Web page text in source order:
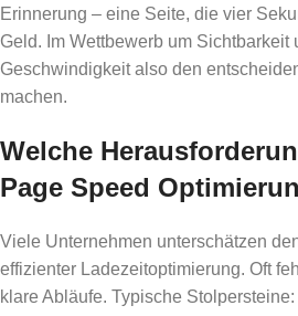
Erinnerung – eine Seite, die vier
Geld. Im Wettbewerb um Sichtbarkeit
Geschwindigkeit also den
machen.
Welche
Page Speed
Viele Unternehmen unterschätzen
effizienter Ladezeitoptimierung. Oft
klare Abläufe. Typische Stolpersteine: